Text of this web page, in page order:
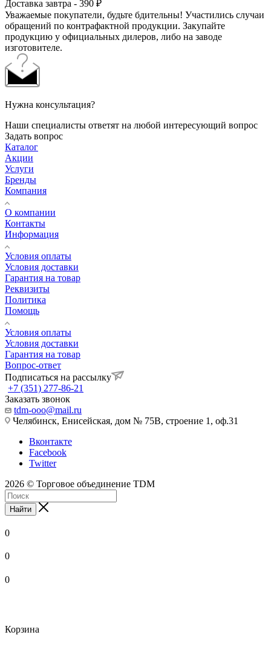
Доставка завтра - 390 ₽
Уважаемые покупатели, будьте бдительны! Участились случаи
обращений по контрафактной продукции. Закупайте
продукцию у официальных дилеров, либо на заводе
изготовителе.
Нужна консультация?
Наши специалисты ответят на любой интересующий вопрос
Задать вопрос
Каталог
Акции
Услуги
Бренды
Компания
О компании
Контакты
Информация
Условия оплаты
Условия доставки
Гарантия на товар
Реквизиты
Политика
Помощь
Условия оплаты
Условия доставки
Гарантия на товар
Вопрос-ответ
Подписаться на рассылку
+7 (351) 277-86-21
Заказать звонок
tdm-ooo@mail.ru
Челябинск, Енисейская, дом № 75В, строение 1, оф.31
Вконтакте
Facebook
Twitter
2026 © Торговое объединение TDM
Найти
0
0
0
Корзина